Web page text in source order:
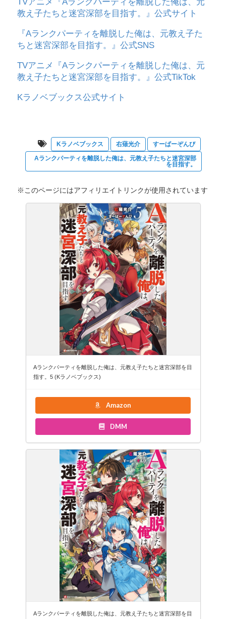
教え子たちと迷宮深部を目指す。』公式サイト
『Aランクパーティを離脱した俺は、元教え子た
ちと迷宮深部を目指す。』公式SNS
TVアニメ『Aランクパーティを離脱した俺は、元
教え子たちと迷宮深部を目指す。』公式TikTok
Kラノベブックス公式サイト
Kラノベブックス 右薙光介
すーぱーぞんび
Aランクパーティを離脱した俺は、元教え子たちと迷宮深部
を目指す。
※このページにはアフィリエイトリンクが使用されています
Aランクパーティを離脱した俺は、元教え子たちと迷宮深部を目
指す。5 (Kラノベブックス)
Amazon
DMM
Aランクパーティを離脱した俺は、元教え子たちと迷宮深部を目